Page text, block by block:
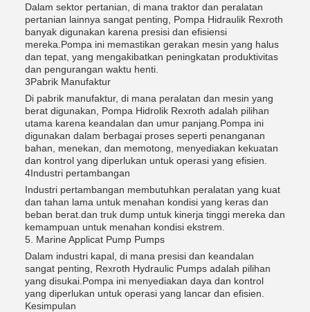
Dalam sektor pertanian, di mana traktor dan peralatan
pertanian lainnya sangat penting, Pompa Hidraulik Rexroth
banyak digunakan karena presisi dan efisiensi
mereka.Pompa ini memastikan gerakan mesin yang halus
dan tepat, yang mengakibatkan peningkatan produktivitas
dan pengurangan waktu henti.
3Pabrik Manufaktur
Di pabrik manufaktur, di mana peralatan dan mesin yang
berat digunakan, Pompa Hidrolik Rexroth adalah pilihan
utama karena keandalan dan umur panjang.Pompa ini
digunakan dalam berbagai proses seperti penanganan
bahan, menekan, dan memotong, menyediakan kekuatan
dan kontrol yang diperlukan untuk operasi yang efisien.
4Industri pertambangan
Industri pertambangan membutuhkan peralatan yang kuat
dan tahan lama untuk menahan kondisi yang keras dan
beban berat.dan truk dump untuk kinerja tinggi mereka dan
kemampuan untuk menahan kondisi ekstrem.
5. Marine Applicat Pump Pumps
Dalam industri kapal, di mana presisi dan keandalan
sangat penting, Rexroth Hydraulic Pumps adalah pilihan
yang disukai.Pompa ini menyediakan daya dan kontrol
yang diperlukan untuk operasi yang lancar dan efisien.
Kesimpulan